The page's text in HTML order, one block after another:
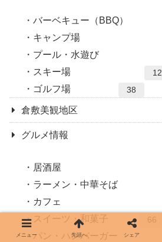
バーベキュー（BBQ）
キャンプ場
プール・水遊び
スキー場 12
ゴルフ場 38
倉敷美観地区
グルメ情報
居酒屋
ラーメン・中華そば
カフェ
スイーツ・和菓子 66
パン・ハンバーガー
メニュー 先頭へ シェア